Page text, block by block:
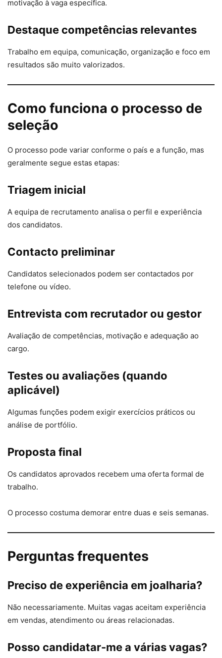
motivação à vaga específica.
Destaque competências relevantes
Trabalho em equipa, comunicação, organização e foco em
resultados são muito valorizados.
Como funciona o processo de
seleção
O processo pode variar conforme o país e a função, mas
geralmente segue estas etapas:
Triagem inicial
A equipa de recrutamento analisa o perfil e experiência
dos candidatos.
Contacto preliminar
Candidatos selecionados podem ser contactados por
telefone ou vídeo.
Entrevista com recrutador ou gestor
Avaliação de competências, motivação e adequação ao
cargo.
Testes ou avaliações (quando
aplicável)
Algumas funções podem exigir exercícios práticos ou
análise de portfólio.
Proposta final
Os candidatos aprovados recebem uma oferta formal de
trabalho.
O processo costuma demorar entre duas e seis semanas.
Perguntas frequentes
Preciso de experiência em joalharia?
Não necessariamente. Muitas vagas aceitam experiência
em vendas, atendimento ou áreas relacionadas.
Posso candidatar-me a várias vagas?